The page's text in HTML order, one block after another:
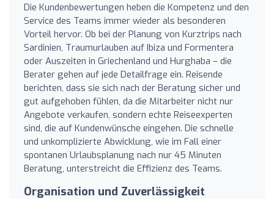
Die Kundenbewertungen heben die Kompetenz und den
Service des Teams immer wieder als besonderen
Vorteil hervor. Ob bei der Planung von Kurztrips nach
Sardinien, Traumurlauben auf Ibiza und Formentera
oder Auszeiten in Griechenland und Hurghaba – die
Berater gehen auf jede Detailfrage ein. Reisende
berichten, dass sie sich nach der Beratung sicher und
gut aufgehoben fühlen, da die Mitarbeiter nicht nur
Angebote verkaufen, sondern echte Reiseexperten
sind, die auf Kundenwünsche eingehen. Die schnelle
und unkomplizierte Abwicklung, wie im Fall einer
spontanen Urlaubsplanung nach nur 45 Minuten
Beratung, unterstreicht die Effizienz des Teams.
Organisation und Zuverlässigkeit